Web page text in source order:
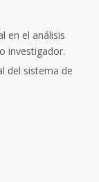
en el análisis
investigador.
del sistema de